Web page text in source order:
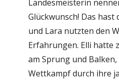
Landesmeisterin
Glückwunsch! Das hast
und Lara nutzten den
Erfahrungen. Elli hatte
am Sprung und
Wettkampf durch ihre